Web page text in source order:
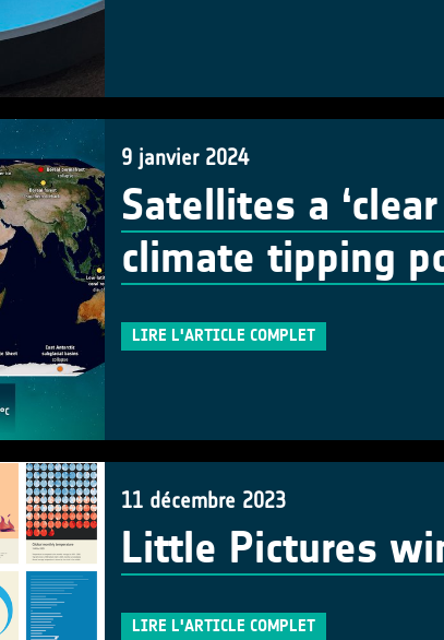
9 janvier 2024
Satellites a
climate tipping
LIRE L'ARTICLE COMPLET
11 décembre 2023
Little Pictures
LIRE L'ARTICLE COMPLET